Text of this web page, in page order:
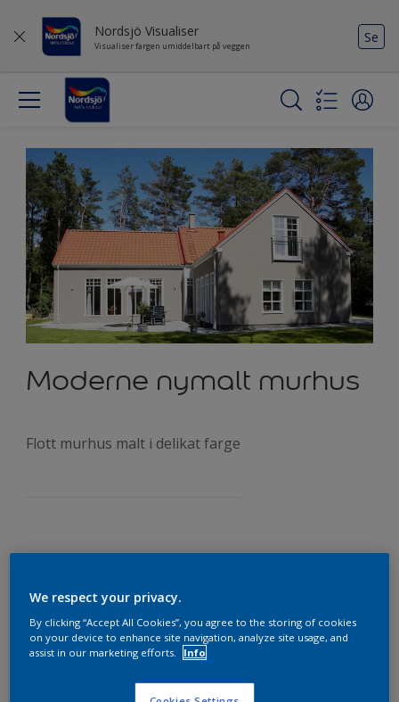
Nordsjö Visualiser
Visualiser fargen umiddelbart på veggen
Se
Moderne nymalt murhus
Flott murhus malt i delikat farge
We respect your privacy.
By clicking “Accept All Cookies”, you agree to the storing of cookies
on your device to enhance site navigation, analyze site usage, and
assist in our marketing efforts.
Info